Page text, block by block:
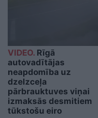
VIDEO. Rīgā
autovadītājas
neapdomība uz
dzelzceļa
pārbrauktuves viņai
izmaksās desmitiem
tūkstošu eiro